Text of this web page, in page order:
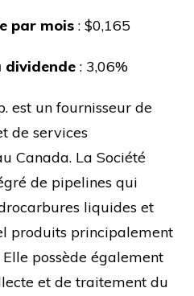
par mois : $0,165
dividende : 3,06%
est un fournisseur de
de services
Canada. La Société
de pipelines qui
liquides et
produits principalement
Elle possède également
et de traitement du